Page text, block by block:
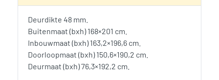
Deurdikte 48 mm.
Buitenmaat (bxh) 168×201 cm.
Inbouwmaat (bxh) 163,2×196,6 cm.
Doorloopmaat (bxh) 150,6×190,2 cm.
Deurmaat (bxh) 76,3×192,2 cm.